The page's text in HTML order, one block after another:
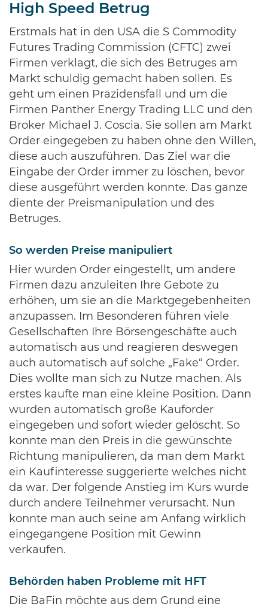
High Speed Betrug
Erstmals hat in den USA die S Commodity
Futures Trading Commission (CFTC) zwei
Firmen verklagt, die sich des Betruges am
Markt schuldig gemacht haben sollen. Es
geht um einen Präzidensfall und um die
Firmen Panther Energy Trading LLC und den
Broker Michael J. Coscia. Sie sollen am Markt
Order eingegeben zu haben ohne den Willen,
diese auch auszuführen. Das Ziel war die
Eingabe der Order immer zu löschen, bevor
diese ausgeführt werden konnte. Das ganze
diente der Preismanipulation und des
Betruges.
So werden Preise manipuliert
Hier wurden Order eingestellt, um andere
Firmen dazu anzuleiten Ihre Gebote zu
erhöhen, um sie an die Marktgegebenheiten
anzupassen. Im Besonderen führen viele
Gesellschaften Ihre Börsengeschäfte auch
automatisch aus und reagieren deswegen
auch automatisch auf solche „Fake“ Order.
Dies wollte man sich zu Nutze machen. Als
erstes kaufte man eine kleine Position. Dann
wurden automatisch große Kauforder
eingegeben und sofort wieder gelöscht. So
konnte man den Preis in die gewünschte
Richtung manipulieren, da man dem Markt
ein Kaufinteresse suggerierte welches nicht
da war. Der folgende Anstieg im Kurs wurde
durch andere Teilnehmer verursacht. Nun
konnte man auch seine am Anfang wirklich
eingegangene Position mit Gewinn
verkaufen.
Behörden haben Probleme mit HFT
Die BaFin möchte aus dem Grund eine